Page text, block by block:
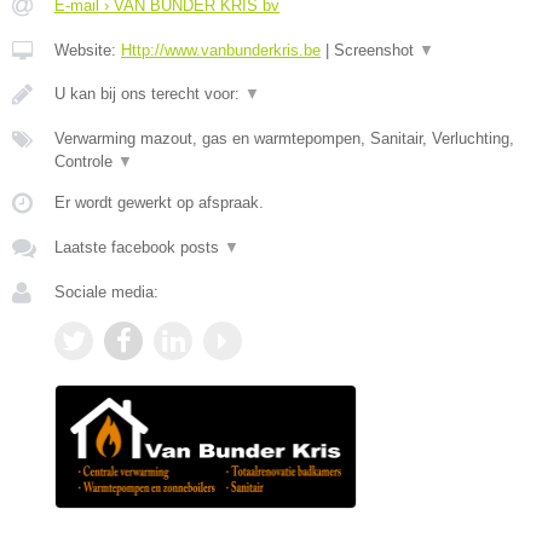
E-mail › VAN BUNDER KRIS bv
Website: Http://www.vanbunderkris.be Screenshot ▼
U kan bij ons terecht voor: ▼
Verwarming mazout, gas en warmtepompen, Sanitair, Verluchting,
Controle ▼
Er wordt gewerkt op afspraak.
Laatste facebook posts ▼
Sociale media: